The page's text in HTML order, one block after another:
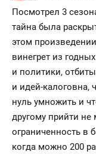
Посмотрел 3
тайна была
этом
винегрет из
и политики,
и идей-калоговна,
нуль умножить и
другому прийти
ограниченность в
когда можно 200